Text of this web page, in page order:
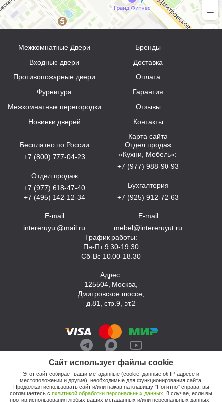
Сайт использует файлы cookie
Этот сайт собирает ваши метаданные (cookie, данные об IP-адресе и
местоположении и другие), необходимые для функционирования сайта.
Продолжая использовать сайт и/или нажав на клавишу "Понятно" справа, вы
соглашаетесь с политикой обработки персональных данных . В случае, если вы
против использования любых ваших метаданных и/или персональных данных -
Межкомнатные Двери
Входные двери
Противопожарные двери
Фурнитура
Межкомнатные перегородки
Новинки дверей
Бренды
Доставка
Оплата
Гарантия
Отзывы
Контакты
Карта сайта
Бесплатно по России
+7 (800) 777-04-23
Отдел продаж
+7 (977) 618-47-40
+7 (495) 142-12-34
E-mail
intereruyut@mail.ru
Отдел продаж
«Кухни, Мебель»:
+7 (977) 988-90-93
Бухгалтерия
+7 (925) 912-72-63
E-mail
mebel@intereruyut.ru
График работы:
Пн-Пт 9.30-19.30
Сб-Вс 10.00-18.30
Адрес:
125504, Москва,
Дмитровское шоссе,
д.81, стр.9, эт.2